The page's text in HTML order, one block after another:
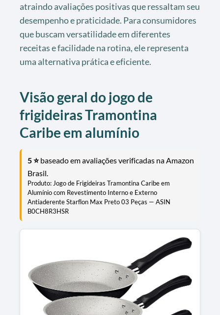
atraindo avaliações positivas que ressaltam seu
desempenho e praticidade. Para consumidores
que buscam versatilidade em diferentes
receitas e facilidade na rotina, ele representa
uma alternativa prática e eficiente.
Visão geral do jogo de
frigideiras Tramontina
Caribe em alumínio
5⭐baseado em avaliações verificadas na Amazon
Brasil.
Produto: Jogo de Frigideiras Tramontina Caribe em
Alumínio com Revestimento Interno e Externo
Antiaderente Starflon Max Preto 03 Peças — ASIN
B0CH8R3HSR